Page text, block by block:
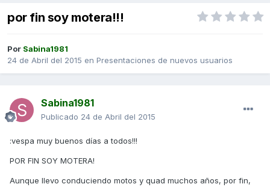
por fin soy motera!!!
Por Sabina1981
24 de Abril del 2015 en Presentaciones de nuevos usuarios
Sabina1981
Publicado 24 de Abril del 2015
:vespa muy buenos días a todos!!!
POR FIN SOY MOTERA!
Aunque llevo conduciendo motos y quad muchos años, por fin,